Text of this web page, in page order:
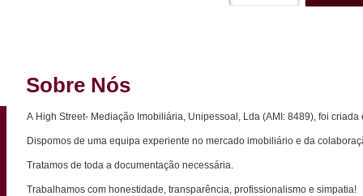
Sobre Nós
A High Street- Mediação Imobiliária, Unipessoal, Lda (AMI: 8489), foi
Dispomos de uma equipa experiente no mercado imobiliário e da
Tratamos de toda a documentação necessária.
Trabalhamos com honestidade, transparência, profissionalismo e simpatia!